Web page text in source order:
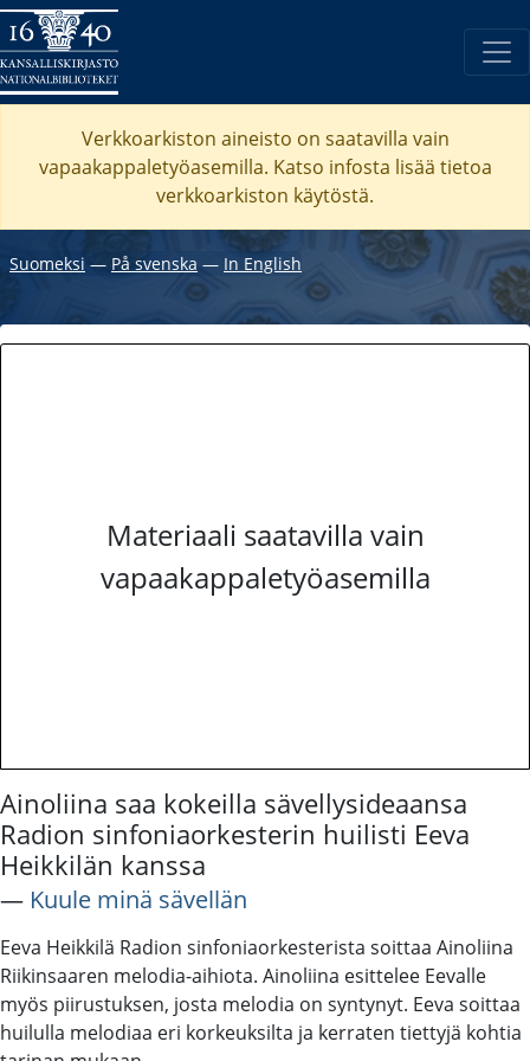
Verkkoarkiston aineisto on saatavilla vain
vapaakappaletyöasemilla. Katso infosta lisää tietoa
verkkoarkiston käytöstä.
Suomeksi ― På svenska ― In English
Materiaali saatavilla vain
vapaakappaletyöasemilla
Ainoliina saa kokeilla sävellysideaansa
Radion sinfoniaorkesterin huilisti Eeva
Heikkilän kanssa
― Kuule minä sävellän
Eeva Heikkilä Radion sinfoniaorkesterista soittaa Ainoliina
Riikinsaaren melodia-aihiota. Ainoliina esittelee Eevalle
myös piirustuksen, josta melodia on syntynyt. Eeva soittaa
huilulla melodiaa eri korkeuksilta ja kerraten tiettyjä kohtia